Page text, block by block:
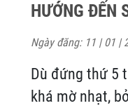
HƯỚNG ĐẾN
Ngày đăng: 11 | 01 |
Dù đứng thứ 5
khá mờ nhạt,